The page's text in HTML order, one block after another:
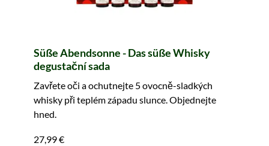
Süße Abendsonne - Das süße Whisky
degustační sada
Zavřete oči a ochutnejte 5 ovocně-sladkých
whisky při teplém západu slunce. Objednejte
hned.
27,99 €